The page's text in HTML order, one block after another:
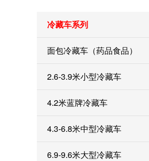
冷藏车系列
面包冷藏车（药品食品）
2.6-3.9米小型冷藏车
4.2米蓝牌冷藏车
4.3-6.8米中型冷藏车
6.9-9.6米大型冷藏车